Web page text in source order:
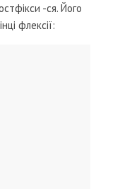
-ся. Його
флексії: